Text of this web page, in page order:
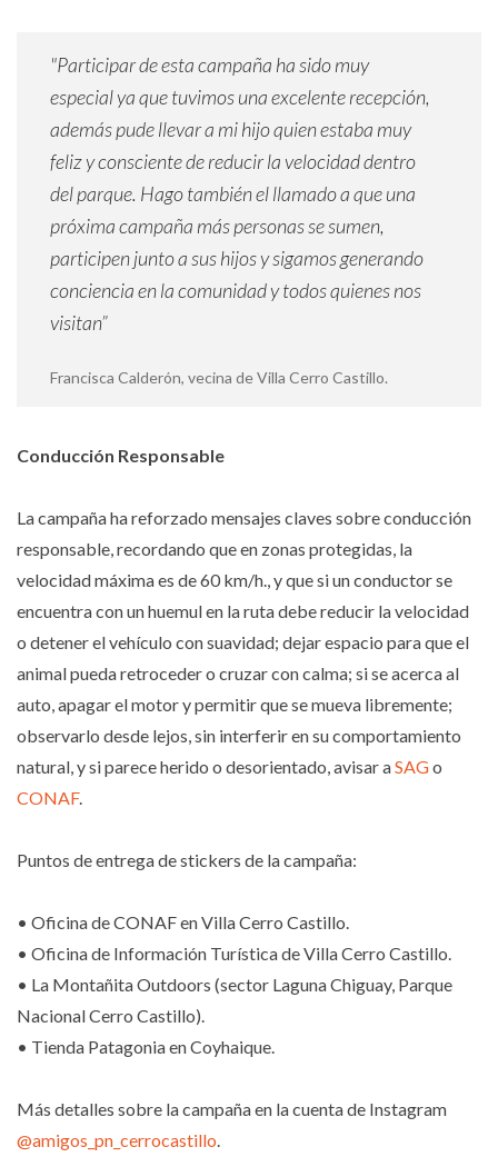
"Participar de esta campaña ha sido muy
especial ya que tuvimos una excelente recepción,
además pude llevar a mi hijo quien estaba muy
feliz y consciente de reducir la velocidad dentro
del parque. Hago también el llamado a que una
próxima campaña más personas se sumen,
participen junto a sus hijos y sigamos generando
conciencia en la comunidad y todos quienes nos
visitan”
Francisca Calderón, vecina de Villa Cerro Castillo.
Conducción Responsable
La campaña ha reforzado mensajes claves sobre conducción
responsable, recordando que en zonas protegidas, la
velocidad máxima es de 60 km/h., y que si un conductor se
encuentra con un huemul en la ruta debe reducir la velocidad
o detener el vehículo con suavidad; dejar espacio para que el
animal pueda retroceder o cruzar con calma; si se acerca al
auto, apagar el motor y permitir que se mueva libremente;
observarlo desde lejos, sin interferir en su comportamiento
natural, y si parece herido o desorientado, avisar aSAGo
CONAF.
Puntos de entrega de stickers de la campaña:
• Oficina de CONAF en Villa Cerro Castillo.
• Oficina de Información Turística de Villa Cerro Castillo.
• La Montañita Outdoors (sector Laguna Chiguay, Parque
Nacional Cerro Castillo).
• Tienda Patagonia en Coyhaique.
Más detalles sobre la campaña en la cuenta de Instagram
@amigos_pn_cerrocastillo.